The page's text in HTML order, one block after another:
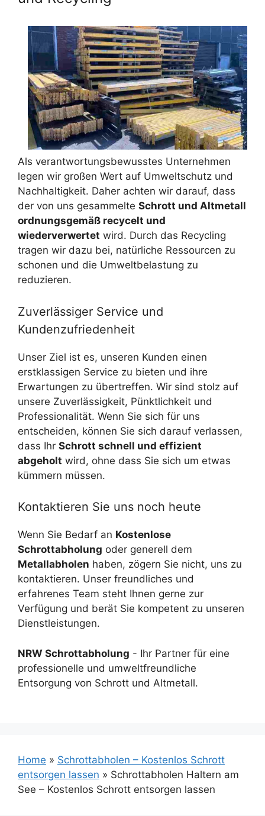
Als verantwortungsbewusstes Unternehmen
legen wir großen Wert auf Umweltschutz und
Nachhaltigkeit. Daher achten wir darauf, dass
der von uns gesammelte Schrott und Altmetall
ordnungsgemäß recycelt und
wiederverwertet wird. Durch das Recycling
tragen wir dazu bei, natürliche Ressourcen zu
schonen und die Umweltbelastung zu
reduzieren.
Zuverlässiger Service und
Kundenzufriedenheit
Unser Ziel ist es, unseren Kunden einen
erstklassigen Service zu bieten und ihre
Erwartungen zu übertreffen. Wir sind stolz auf
unsere Zuverlässigkeit, Pünktlichkeit und
Professionalität. Wenn Sie sich für uns
entscheiden, können Sie sich darauf verlassen,
dass Ihr Schrott schnell und effizient
abgeholt wird, ohne dass Sie sich um etwas
kümmern müssen.
Kontaktieren Sie uns noch heute
Wenn Sie Bedarf an Kostenlose
Schrottabholung oder generell dem
Metallabholen haben, zögern Sie nicht, uns zu
kontaktieren. Unser freundliches und
erfahrenes Team steht Ihnen gerne zur
Verfügung und berät Sie kompetent zu unseren
Dienstleistungen.
NRW Schrottabholung - Ihr Partner für eine
professionelle und umweltfreundliche
Entsorgung von Schrott und Altmetall.
Home » Schrottabholen – Kostenlos Schrott
entsorgen lassen » Schrottabholen Haltern am
See – Kostenlos Schrott entsorgen lassen